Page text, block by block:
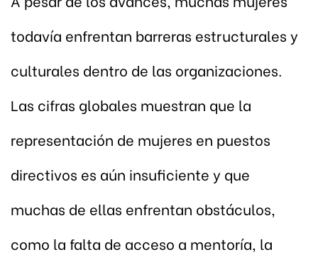
todavía enfrentan barreras estructurales y
culturales dentro de las organizaciones.
Las cifras globales muestran que la
representación de mujeres en puestos
directivos es aún insuficiente y que
muchas de ellas enfrentan obstáculos,
como la falta de acceso a mentoría, la